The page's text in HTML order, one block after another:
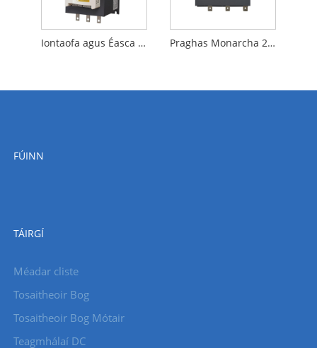
Iontaofa agus Éasca le Úsáid 75KW AC Bog Tosaithe le haghaidh Mótar Leictreach AC a Chosaint Praghas Monarcha 200KW 3 Céim Tógtha i Seachbhóthar AC Motor Soft Starter le haghaidh Saothrú Ola
FÚINN
TÁIRGÍ
Méadar cliste
Tosaitheoir Bog
Tosaitheoir Bog Mótair
Teagmhálaí DC